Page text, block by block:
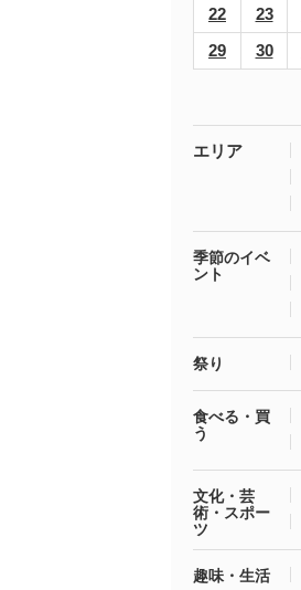
22
23
29
30
エリア
季節のイベ
ント
祭り
食べる・買
う
文化・芸
術・スポー
ツ
趣味・生活